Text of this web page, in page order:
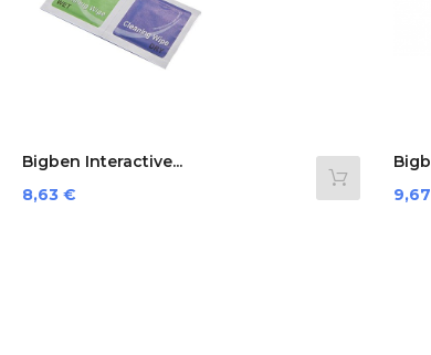
Bigben Interactive...
Prezzo
8,63 €